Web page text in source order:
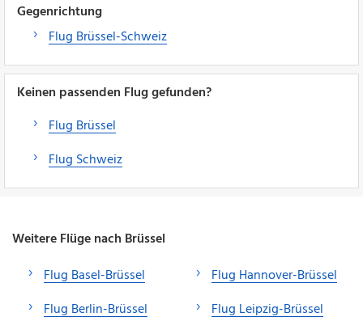
Gegenrichtung
Flug Brüssel-Schweiz
Keinen passenden Flug gefunden?
Flug Brüssel
Flug Schweiz
Weitere Flüge nach Brüssel
Flug Basel-Brüssel
Flug Berlin-Brüssel
Flug Hannover-Brüssel
Flug Leipzig-Brüssel